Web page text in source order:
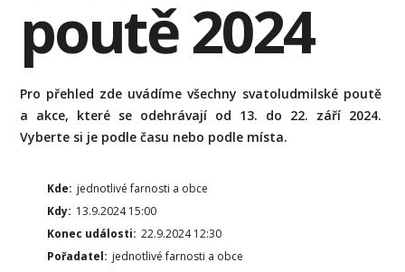
poutě 2024
Pro přehled zde uvádíme všechny svatoludmilské poutě
a akce, které se odehrávají od 13. do 22. září 2024.
Vyberte si je podle času nebo podle místa.
Kde: jednotlivé farnosti a obce
Kdy: 13.9.2024 15:00
Konec události: 22.9.2024 12:30
Pořadatel: jednotlivé farnosti a obce